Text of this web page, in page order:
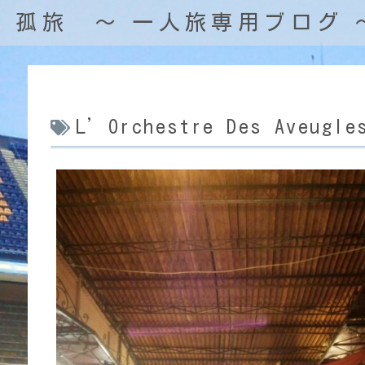
孤旅 〜 一人旅専用ブログ
L’Orchestre Des